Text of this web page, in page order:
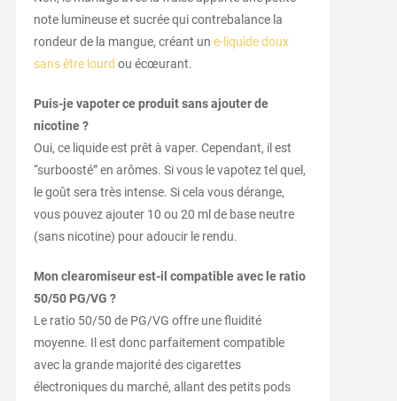
note lumineuse et sucrée qui contrebalance la
rondeur de la mangue, créant un e-liquide doux
sans être lourd ou écœurant.
Puis-je vapoter ce produit sans ajouter de
nicotine ?
Oui, ce liquide est prêt à vaper. Cependant, il est
“surboosté” en arômes. Si vous le vapotez tel quel,
le goût sera très intense. Si cela vous dérange,
vous pouvez ajouter 10 ou 20 ml de base neutre
(sans nicotine) pour adoucir le rendu.
Mon clearomiseur est-il compatible avec le ratio
50/50 PG/VG ?
Le ratio 50/50 de PG/VG offre une fluidité
moyenne. Il est donc parfaitement compatible
avec la grande majorité des cigarettes
électroniques du marché, allant des petits pods